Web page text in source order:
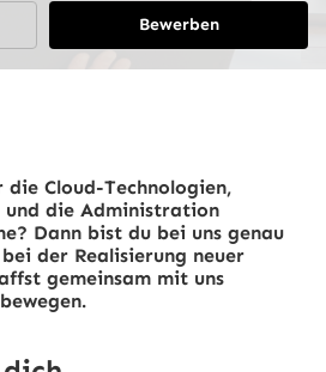
Bewerben
Cloud-Technologien,
und die Administration
Dann bist du bei uns genau
der Realisierung neuer
gemeinsam mit uns